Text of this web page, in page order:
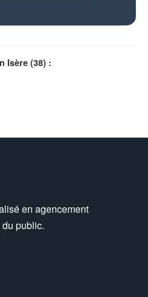
Isère (38) :
en agencement
public.